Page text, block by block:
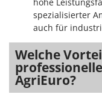
Trev - Abrek -
Trotec
Troy-Bilt
U
Udor
spezialisierter
auch für
Welche
AgriEuro?